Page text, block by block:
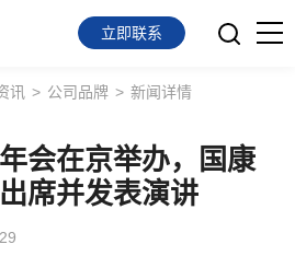
立即联系
讯 > 公司品牌 > 新闻详情
会在京举办，国康
席并发表演讲